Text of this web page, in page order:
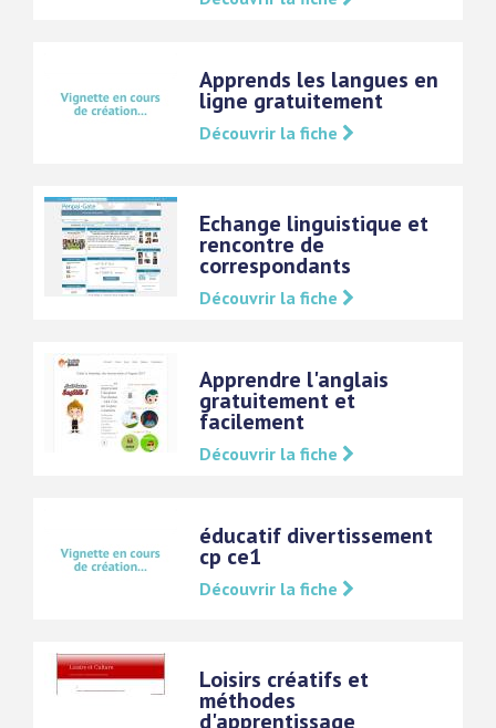
Apprends les langues en
ligne gratuitement
Découvrir la fiche
Echange linguistique et
rencontre de
correspondants
Découvrir la fiche
Apprendre l'anglais
gratuitement et
facilement
Découvrir la fiche
éducatif divertissement
cp ce1
Découvrir la fiche
Loisirs créatifs et
méthodes
d'apprentissage